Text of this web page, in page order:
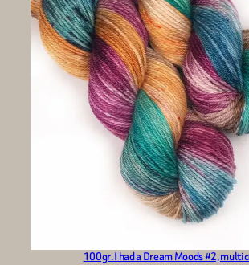
100gr. I had a Dream Moods #2,